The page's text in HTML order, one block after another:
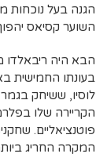
הגנה בעל נוכחות
השוער קסיאס
הבא היה ריבאלדו
בעונתו החמישית
לוסיו, ששיחק
הקריירה שלו
פוטנציאליים.
המקרה החריג